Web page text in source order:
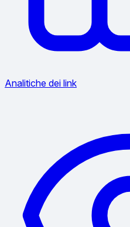
Analitiche dei link